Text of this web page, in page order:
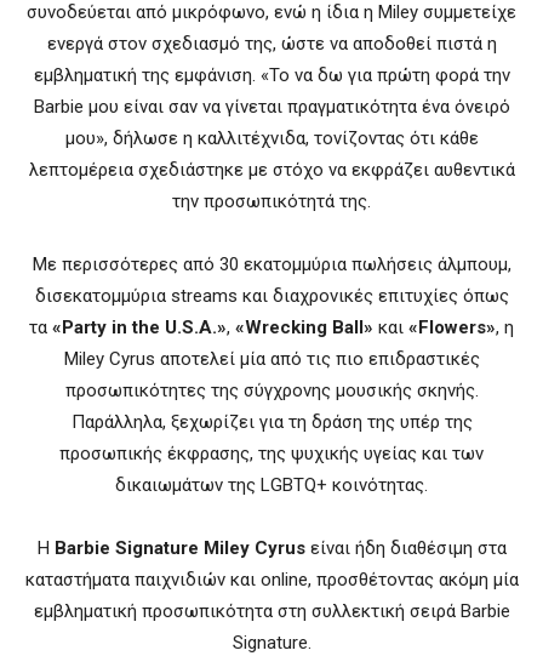
συνοδεύεται από μικρόφωνο, ενώ η ίδια η Miley συμμετείχε
ενεργά στον σχεδιασμό της, ώστε να αποδοθεί πιστά η
εμβληματική της εμφάνιση. «Το να δω για πρώτη φορά την
Barbie μου είναι σαν να γίνεται πραγματικότητα ένα όνειρό
μου», δήλωσε η καλλιτέχνιδα, τονίζοντας ότι κάθε
λεπτομέρεια σχεδιάστηκε με στόχο να εκφράζει αυθεντικά
την προσωπικότητά της.
Με περισσότερες από 30 εκατομμύρια πωλήσεις άλμπουμ,
δισεκατομμύρια streams και διαχρονικές επιτυχίες όπως
τα «Party in the U.S.A.», «Wrecking Ball» και «Flowers», η
Miley Cyrus αποτελεί μία από τις πιο επιδραστικές
προσωπικότητες της σύγχρονης μουσικής σκηνής.
Παράλληλα, ξεχωρίζει για τη δράση της υπέρ της
προσωπικής έκφρασης, της ψυχικής υγείας και των
δικαιωμάτων της LGBTQ+ κοινότητας.
Η Barbie Signature Miley Cyrusείναι ήδη διαθέσιμη στα
καταστήματα παιχνιδιών και online, προσθέτοντας ακόμη μία
εμβληματική προσωπικότητα στη συλλεκτική σειρά Barbie
Signature.